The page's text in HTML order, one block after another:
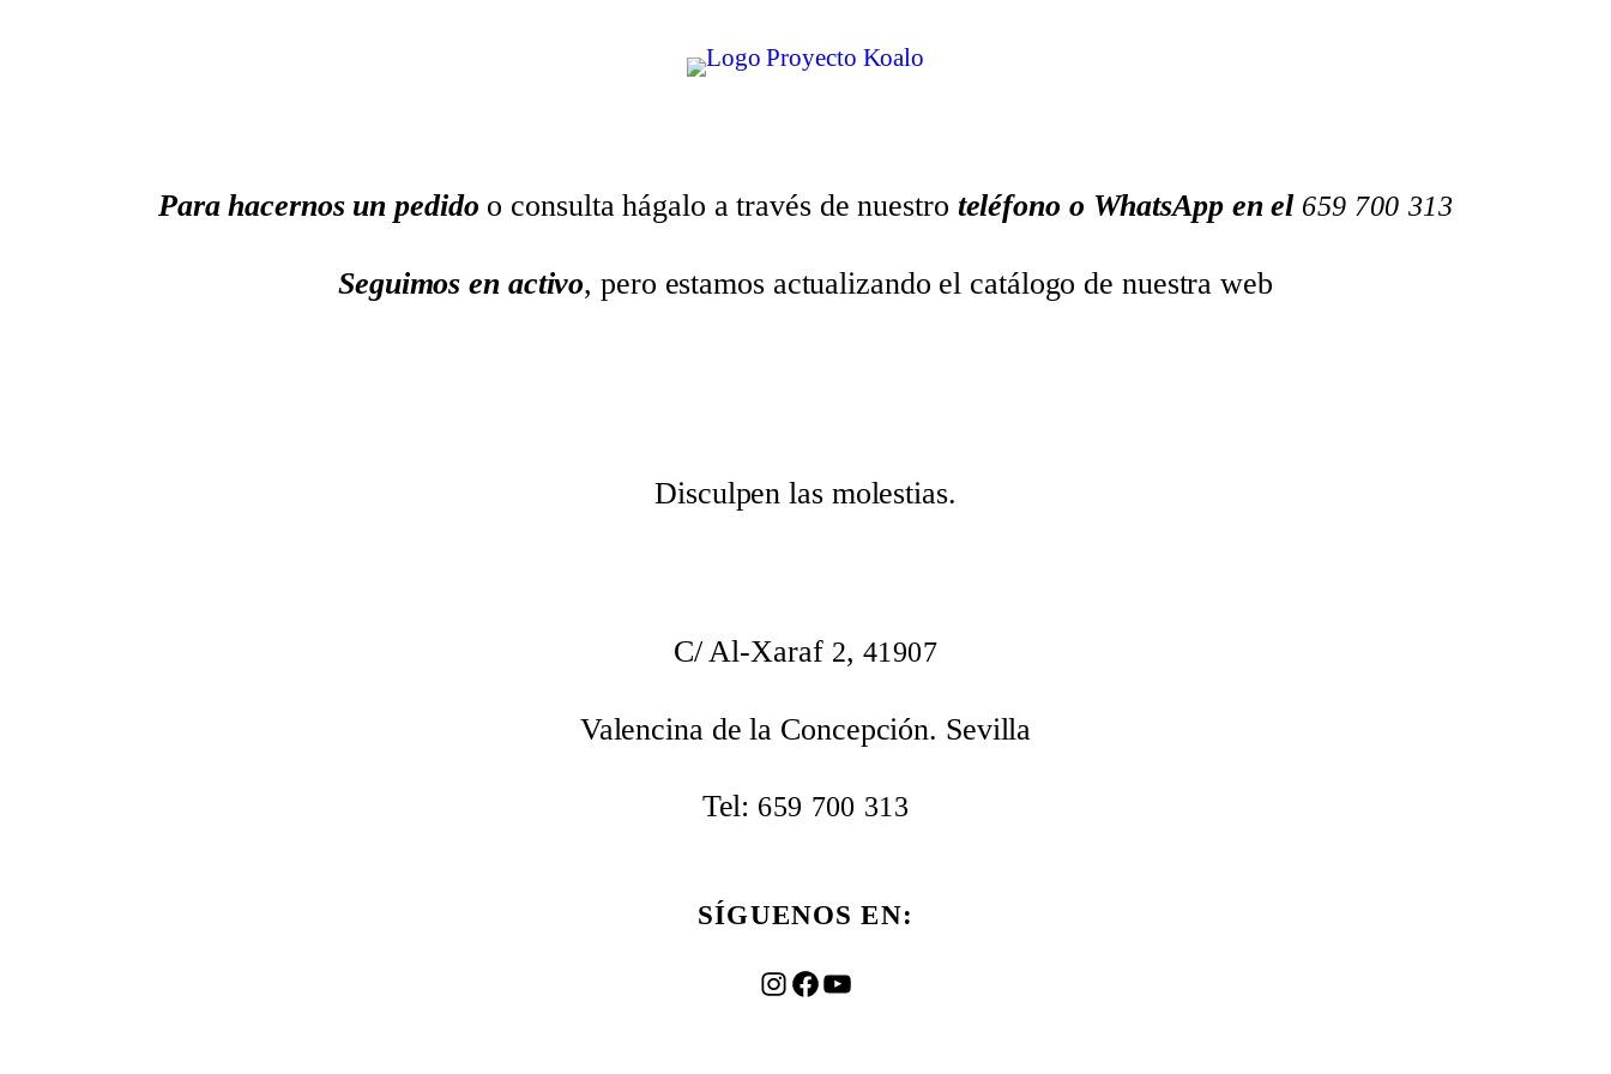
Para hacernos un pedido o consulta hágalo a través de nuestro teléfono o WhatsApp en el 659 700 313
Seguimos en activo, pero estamos actualizando el catálogo de nuestra web
Disculpen las molestias.
C/ Al-Xaraf 2, 41907
Valencina de la Concepción. Sevilla
Tel: 659 700 313
SÍGUENOS EN:
Instagram
Facebook
YouTube